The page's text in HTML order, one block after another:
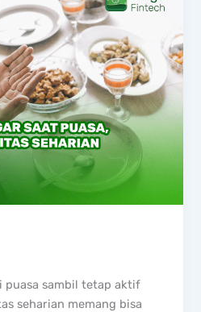
puasa sambil tetap aktif
seharian memang bisa